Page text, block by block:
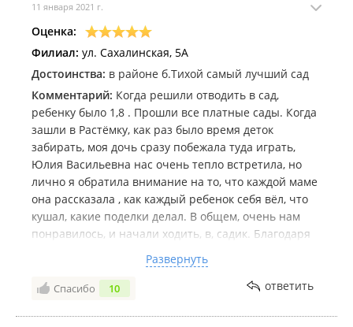
11 января 2021 г.
Оценка:
Филиал: ул. Сахалинская, 5А
Достоинства: в районе б.Тихой самый лучший сад
Комментарий: Когда решили отводить в сад,
ребенку было 1,8 . Прошли все платные сады. Когда
зашли в Растёмку, как раз было время деток
забирать, моя дочь сразу побежала туда играть,
Юлия Васильевна нас очень тепло встретила, но
лично я обратила внимание на то, что каждой маме
она рассказала , как каждый ребенок себя вёл, что
кушал, какие поделки делал. В общем, очень нам
понравилось, и начали ходить, в, садик. Благодаря
быстро. Через месяц моя дочь уже отчетливо
разговаривала, пела дома песни и рассказывала
когда пошли в сад, про подгузники забыли. Поделки
Развернуть
Спасибо 10 ответить